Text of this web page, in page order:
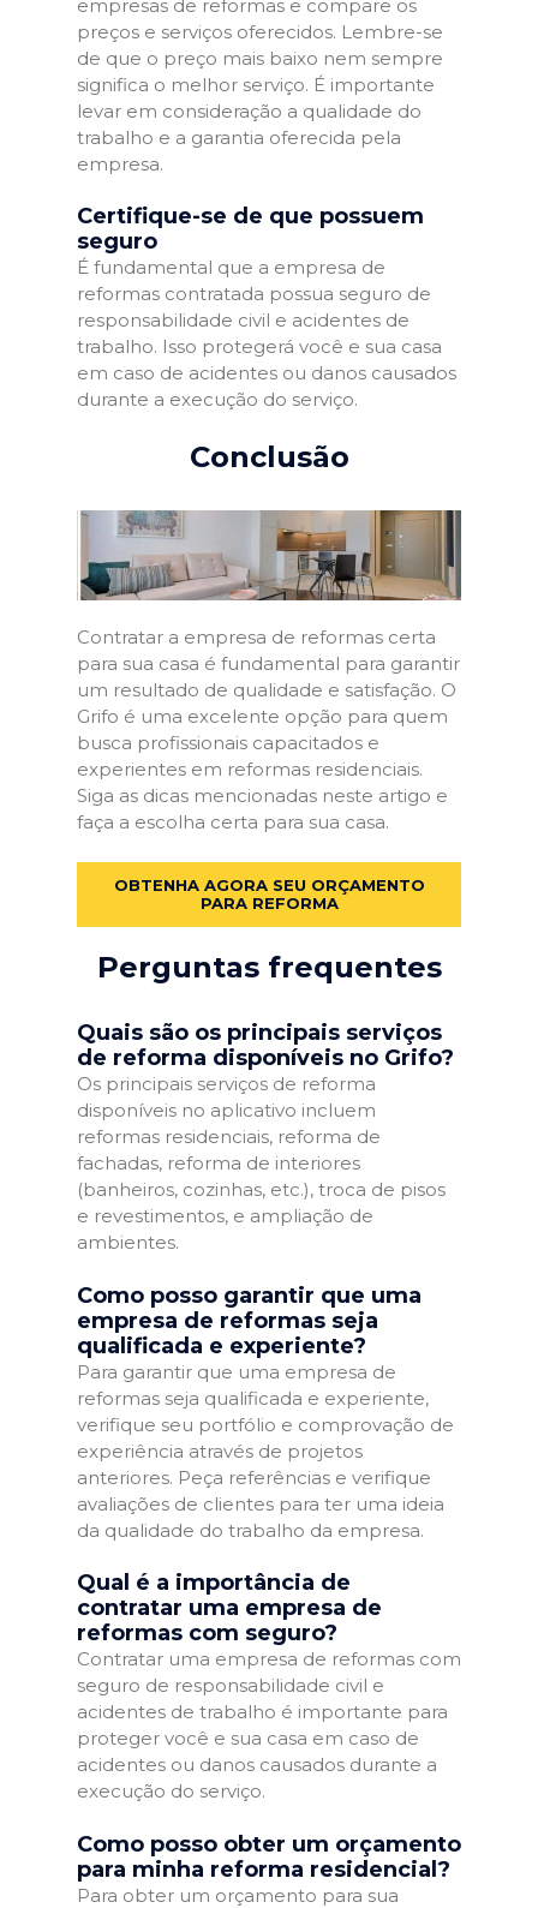
empresas de reformas e compare os
preços e serviços oferecidos. Lembre-se
de que o preço mais baixo nem sempre
significa o melhor serviço. É importante
levar em consideração a qualidade do
trabalho e a garantia oferecida pela
empresa.
Certifique-se de que possuem
seguro
É fundamental que a empresa de
reformas contratada possua seguro de
responsabilidade civil e acidentes de
trabalho. Isso protegerá você e sua casa
em caso de acidentes ou danos causados
durante a execução do serviço.
Conclusão
Contratar a empresa de reformas certa
para sua casa é fundamental para garantir
um resultado de qualidade e satisfação. O
Grifo é uma excelente opção para quem
busca profissionais capacitados e
experientes em reformas residenciais.
Siga as dicas mencionadas neste artigo e
faça a escolha certa para sua casa.
OBTENHA AGORA SEU ORÇAMENTO
PARA REFORMA
Perguntas frequentes
Quais são os principais serviços
de reforma disponíveis no Grifo?
Os principais serviços de reforma
disponíveis no aplicativo incluem
reformas residenciais, reforma de
fachadas, reforma de interiores
(banheiros, cozinhas, etc.), troca de pisos
e revestimentos, e ampliação de
ambientes.
Como posso garantir que uma
empresa de reformas seja
qualificada e experiente?
Para garantir que uma empresa de
reformas seja qualificada e experiente,
verifique seu portfólio e comprovação de
experiência através de projetos
anteriores. Peça referências e verifique
avaliações de clientes para ter uma ideia
da qualidade do trabalho da empresa.
Qual é a importância de
contratar uma empresa de
reformas com seguro?
Contratar uma empresa de reformas com
seguro de responsabilidade civil e
acidentes de trabalho é importante para
proteger você e sua casa em caso de
acidentes ou danos causados durante a
execução do serviço.
Como posso obter um orçamento
para minha reforma residencial?
Para obter um orçamento para sua